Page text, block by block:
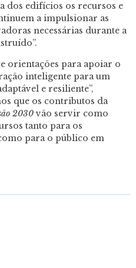
dos edifícios os recursos e
a impulsionar as
necessárias durante a
orientações para apoiar o
inteligente para um
e resiliente”,
que os contributos da
2030vão servir como
tanto para os
para o público em